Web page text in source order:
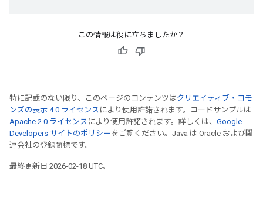
この情報は役に立ちましたか？
特に記載のない限り、このページのコンテンツはクリエイティブ・コモ
ンズの表示 4.0 ライセンス により使用許諾されます。コードサンプルは
Apache 2.0 ライセンス により使用許諾されます。詳しくは、 Google
Developers サイトのポリシー をご覧ください。Java は Oracle および関
連会社の登録商標です。
最終更新日 2026-02-18 UTC。